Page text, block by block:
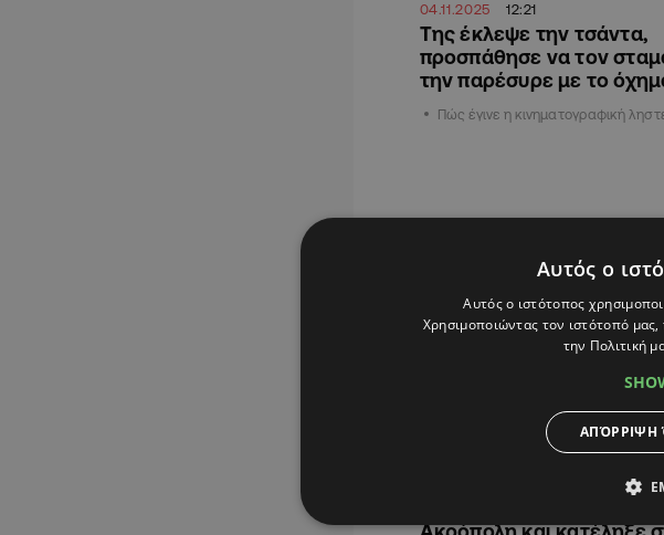
04.11.2025 12:21
Της έκλεψε την τσάντα,
προσπάθησε να τον
την παρέσυρε με το
Πώς έγινε η κινηματογραφική
Αυτός ο
Αυτός ο ιστότοπος
Χρησιμοποιώντας τον ιστότοπό
την Πολιτική
ΑΠΌΡΡΙΨΗ